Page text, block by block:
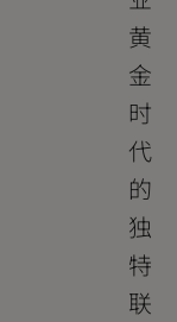
黄
金
时
代
的
独
特
联